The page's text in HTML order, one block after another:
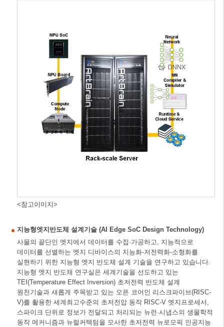
<참고이미지>
지능형엣지반도체 설계기술 (AI Edge SoC Design Technology)
사물의 끝단인 엣지에서 데이터를 수집·가공하고, 지능적으로
데이터를 선별하는 엣지 디바이스의 지능화-저전력화-소형화를
실현하기 위한 지능형 엣지 반도체 설계 기술을 연구하고 있습니다.
지능형 엣지 반도체 연구실은 세계기술을 선도하고 있는
TEI(Temperature Effect Inversion) 초저전력 반도체 설계
원천기술과 새롭게 주목받고 있는 오픈 코어인 리스크파이브(RISC-
V)를 활용한 세계최고수준의 초저전압 동작 RISC-V 엣지프로세서,
스파이크 단위로 정보가 전달되고 처리되는 뉴런·시냅스의 생물학적
동작 메커니즘과 뉴럴커텍텀을 모사한 초저전력 뉴로모픽 인공지능